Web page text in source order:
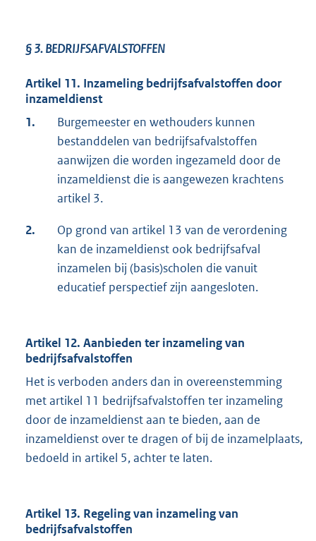
§ 3.BEDRIJFSAFVALSTOFFEN
Artikel 11. Inzameling bedrijfsafvalstoffen door
inzameldienst
1.
Burgemeester en wethouders kunnen
bestanddelen van bedrijfsafvalstoffen
aanwijzen die worden ingezameld door de
inzameldienst die is aangewezen krachtens
artikel 3.
2.
Op grond van artikel 13 van de verordening
kan de inzameldienst ook bedrijfsafval
inzamelen bij (basis)scholen die vanuit
educatief perspectief zijn aangesloten.
Artikel 12. Aanbieden ter inzameling van
bedrijfsafvalstoffen
Het is verboden anders dan in overeenstemming
met artikel 11 bedrijfsafvalstoffen ter inzameling
door de inzameldienst aan te bieden, aan de
inzameldienst over te dragen of bij de inzamelplaats,
bedoeld in artikel 5, achter te laten.
Artikel 13. Regeling van inzameling van
bedrijfsafvalstoffen